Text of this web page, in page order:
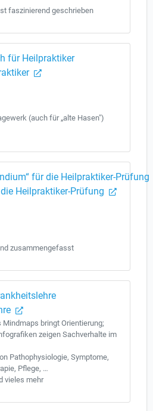
faszinierend geschrieben
(auch für „alte Hasen")
Heilpraktiker-Prüfung
zusammengefasst
bringt Orientierung;
zeigen Sachverhalte im
Pathophysiologie, Symptome,
Pflege, …
vieles mehr